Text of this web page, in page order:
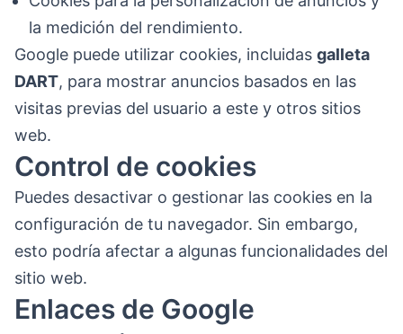
la medición del rendimiento.
Google puede utilizar cookies, incluidas galleta
DART, para mostrar anuncios basados en las
visitas previas del usuario a este y otros sitios
web.
Control de cookies
Puedes desactivar o gestionar las cookies en la
configuración de tu navegador. Sin embargo,
esto podría afectar a algunas funcionalidades del
sitio web.
Enlaces de Google